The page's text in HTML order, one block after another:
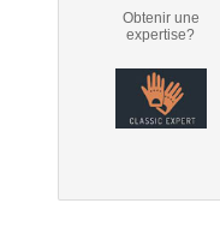
Obtenir une
expertise?